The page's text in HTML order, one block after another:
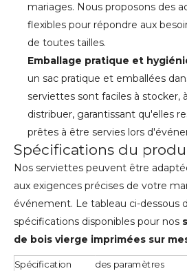
mariages. Nous proposons des
flexibles pour répondre aux
de toutes tailles.
Emballage pratique et
un sac pratique et emballées
serviettes sont faciles à stocker,
distribuer, garantissant qu'elles
prêtes à être servies lors
Spécifications du
Nos serviettes peuvent être
aux exigences précises de votre
événement. Le tableau ci-dessous
spécifications disponibles pour nos
de bois vierge imprimées sur
Spécification des paramètres